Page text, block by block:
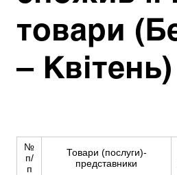
товари
– Квітень)
№
п/
п
Товари (послуги)-
представники